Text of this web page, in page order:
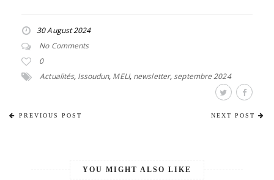
30 August 2024
No Comments
0
Actualités, Issoudun, MELI, newsletter,septembre 2024
PREVIOUS POST NEXT POST
YOU MIGHT ALSO LIKE